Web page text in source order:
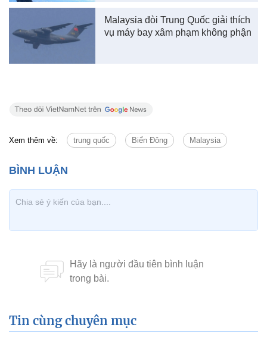
Malaysia đòi Trung Quốc giải thích
vụ máy bay xâm phạm không phận
Xem thêm về: trung quốc Biển Đông Malaysia
Tin cùng chuyên mục